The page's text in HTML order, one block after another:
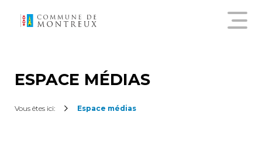
Créer un compte citoyen
ESPACE MÉDIAS
Vous êtes ici: Espace médias